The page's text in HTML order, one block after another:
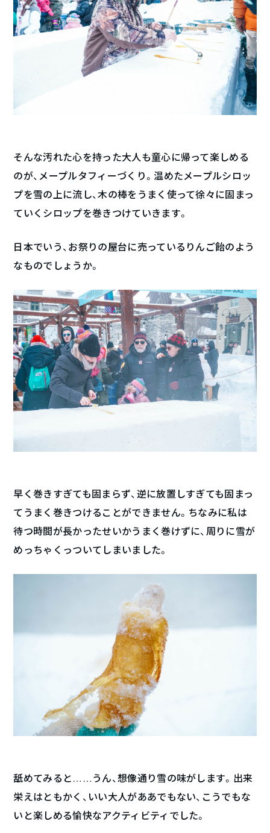
そんな汚れた心を持った大人も童心に帰って楽しめる
のが、メープルタフィーづくり。温めたメープルシロッ
プを雪の上に流し、木の棒をうまく使って徐々に固まっ
ていくシロップを巻きつけていきます。
日本でいう、お祭りの屋台に売っているりんご飴のよう
なものでしょうか。
早く巻きすぎても固まらず、逆に放置しすぎても固まっ
てうまく巻きつけることができません。ちなみに私は
待つ時間が長かったせいかうまく巻けずに、周りに雪が
めっちゃくっついてしまいました。
舐めてみると……うん、想像通り雪の味がします。出来
栄えはともかく、いい大人がああでもない、こうでもな
いと楽しめる愉快なアクティビティでした。